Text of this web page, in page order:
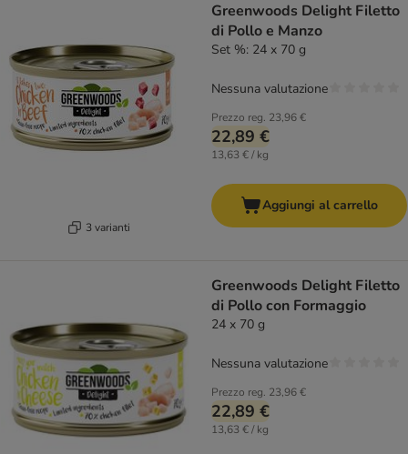
3 varianti
Greenwoods Delight Filetto
di Pollo e Manzo
Set %: 24 x 70 g
Prezzo reg. 23,96 €
22,89 €
13,63 € / kg
Nessuna valutazione
Aggiungi al carrello
Greenwoods Delight Filetto
di Pollo con Formaggio
24 x 70 g
Prezzo reg. 23,96 €
22,89 €
13,63 € / kg
Nessuna valutazione